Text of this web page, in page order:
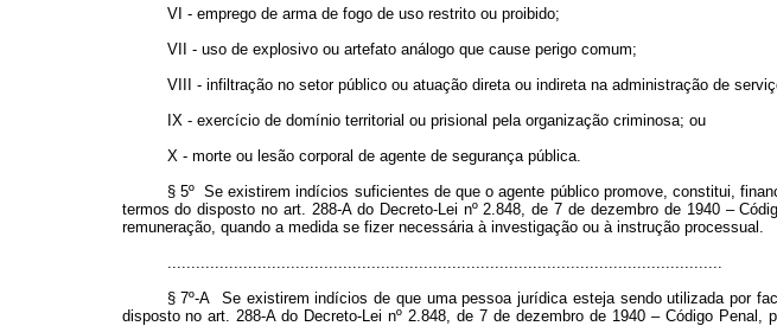
VI - emprego de arma de fogo de uso restrito ou proibido;
VII - uso de explosivo ou artefato análogo que cause perigo comum;
VIII - infiltração no setor público ou atuação direta ou indireta na administração de
IX - exercício de domínio territorial ou prisional pela organização criminosa; ou
X - morte ou lesão corporal de agente de segurança pública.
§ 5º Se existirem indícios suficientes de que o agente público promove, constitui,
termos do disposto no art. 288-A do Decreto-Lei nº 2.848, de 7 de dezembro de 1940 –
remuneração, quando a medida se fizer necessária à investigação ou à instrução processual.
.....................................................................................................................
§ 7º-A Se existirem indícios de que uma pessoa jurídica esteja sendo utilizada por
disposto no art. 288-A do Decreto-Lei nº 2.848, de 7 de dezembro de 1940 – Código